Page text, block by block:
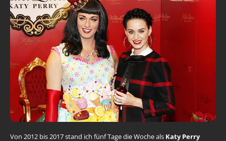
Von 2012 bis 2017 stand ich fünf Tage die Woche als Katy Perry